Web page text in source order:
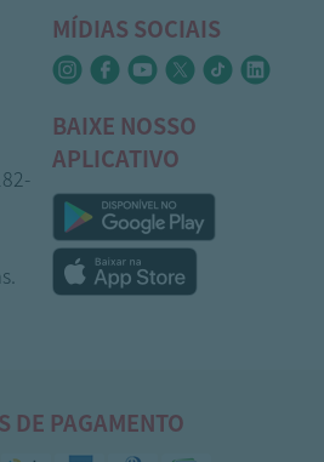
MÍDIAS SOCIAIS
BAIXE NOSSO
APLICATIVO
DE PAGAMENTO